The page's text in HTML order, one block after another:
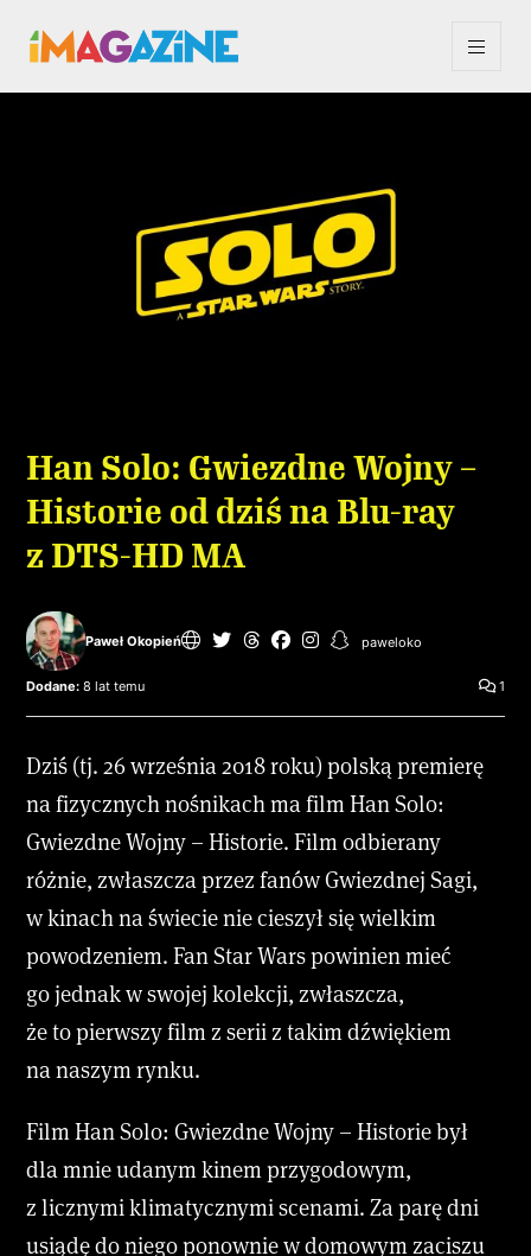
Han Solo: Gwiezdne Wojny –
Historie od dziś na Blu-ray
z DTS-HD MA
Paweł Okopień paweloko
1
Dodane: 8 lat temu
Dziś (tj. 26 września 2018 roku) polską premierę
na fizycznych nośnikach ma film Han Solo:
Gwiezdne Wojny – Historie. Film odbierany
różnie, zwłaszcza przez fanów Gwiezdnej Sagi,
w kinach na świecie nie cieszył się wielkim
powodzeniem. Fan Star Wars powinien mieć
go jednak w swojej kolekcji, zwłaszcza,
że to pierwszy film z serii z takim dźwiękiem
na naszym rynku.
Film Han Solo: Gwiezdne Wojny – Historie był
dla mnie udanym kinem przygodowym,
z licznymi klimatycznymi scenami. Za parę dni
usiądę do niego ponownie w domowym zaciszu